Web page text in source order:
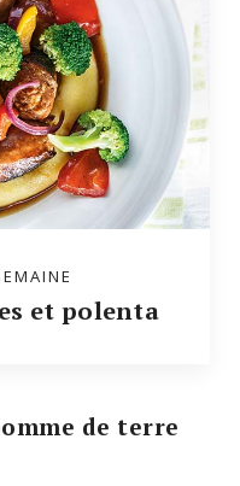
et polenta
de terre